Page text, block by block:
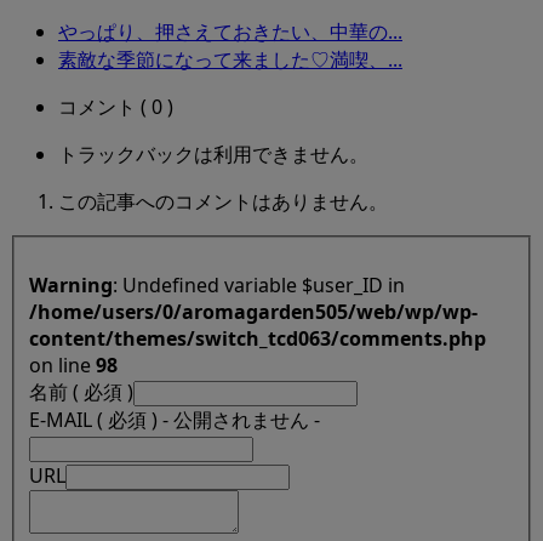
やっぱり、押さえておきたい、中華の...
素敵な季節になって来ました♡満喫、...
コメント ( 0 )
トラックバックは利用できません。
この記事へのコメントはありません。
Warning : Undefined variable $user_ID in
/home/users/0/aromagarden505/web/wp/wp-
content/themes/switch_tcd063/comments.php
on line98
名前 ( 必須 )
E-MAIL ( 必須 ) - 公開されません -
URL